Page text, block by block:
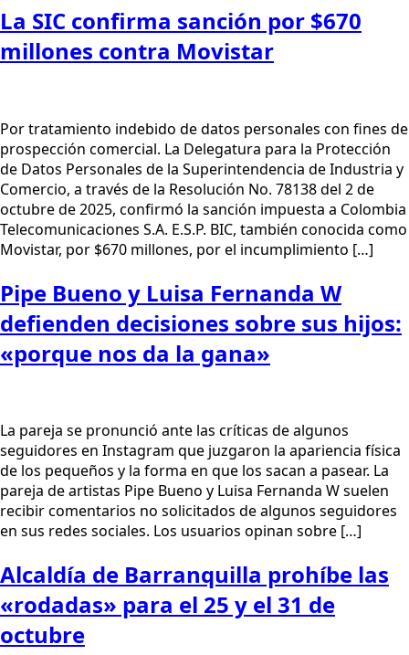
La SIC confirma sanción por $670
millones contra Movistar
Por tratamiento indebido de datos personales con fines de
prospección comercial. La Delegatura para la Protección
de Datos Personales de la Superintendencia de Industria y
Comercio, a través de la Resolución No. 78138 del 2 de
octubre de 2025, confirmó la sanción impuesta a Colombia
Telecomunicaciones S.A. E.S.P. BIC, también conocida como
Movistar, por $670 millones, por el incumplimiento […]
Pipe Bueno y Luisa Fernanda W
defienden decisiones sobre sus hijos:
«porque nos da la gana»
La pareja se pronunció ante las críticas de algunos
seguidores en Instagram que juzgaron la apariencia física
de los pequeños y la forma en que los sacan a pasear. La
pareja de artistas Pipe Bueno y Luisa Fernanda W suelen
recibir comentarios no solicitados de algunos seguidores
en sus redes sociales. Los usuarios opinan sobre […]
Alcaldía de Barranquilla prohíbe las
«rodadas» para el 25 y el 31 de
octubre